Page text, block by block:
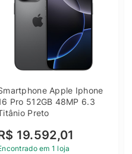
Apple Iphone
Pro 512GB 48MP 6.3
Preto
19.592,01
em 1 loja